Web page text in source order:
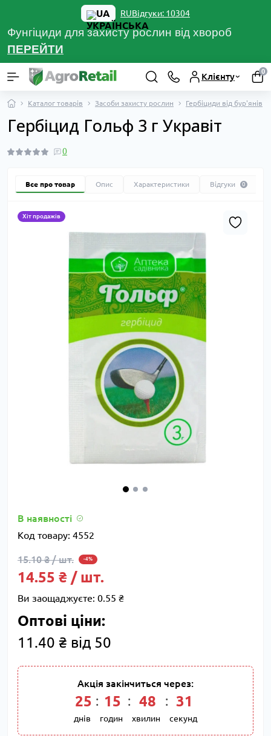
UA RU
Фунгіциди для захисту рослин від хвороб
ПЕРЕЙТИ
Відгуки: 10304
Клієнту
0
Каталог товарів Засоби захисту рослин Гербіциди від бур'янів
Гербіцид Гольф 3 г Укравіт
0
Все про товар Опис Характеристики Відгуки 0
Хіт продажів
В наявності
Код товару: 4552
15.10 ₴ / шт. -4%
14.55 ₴ / шт.
Ви заощаджуєте: 0.55 ₴
Оптові ціни:
11.40 ₴ від 50
Акція закінчиться через:
25
днів
15
годин
48
хвилин
31
секунд